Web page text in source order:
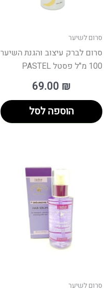
סרום לשיער
סרום לברק עיצוב והגנת השיער
100 מ"ל פסטל PASTEL
69.00 ₪
הוספה לסל
סרום לשיער